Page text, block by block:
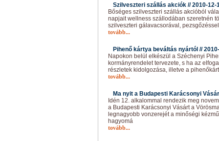
Szilveszteri szállás akciók //2010-12-
Bőséges szilveszteri szállás akcióból
napjait wellness szállodában szeretnén
szilveszteri gálavacsorával,
tovább...
Pihenő kártya beváltás nyártól //
Napokon belül elkészül a Széchenyi
kormányrendelet tervezete, s ha az
részletek kidolgozása, illetve a
tovább...
Ma nyit a Budapesti Karácsonyi
Idén 12. alkalommal rendezik meg
a Budapesti Karácsonyi Vásárt a
legnagyobb vonzerejét a minőségi
hagyomá
tovább...